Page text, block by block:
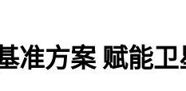
准方案 赋能卫